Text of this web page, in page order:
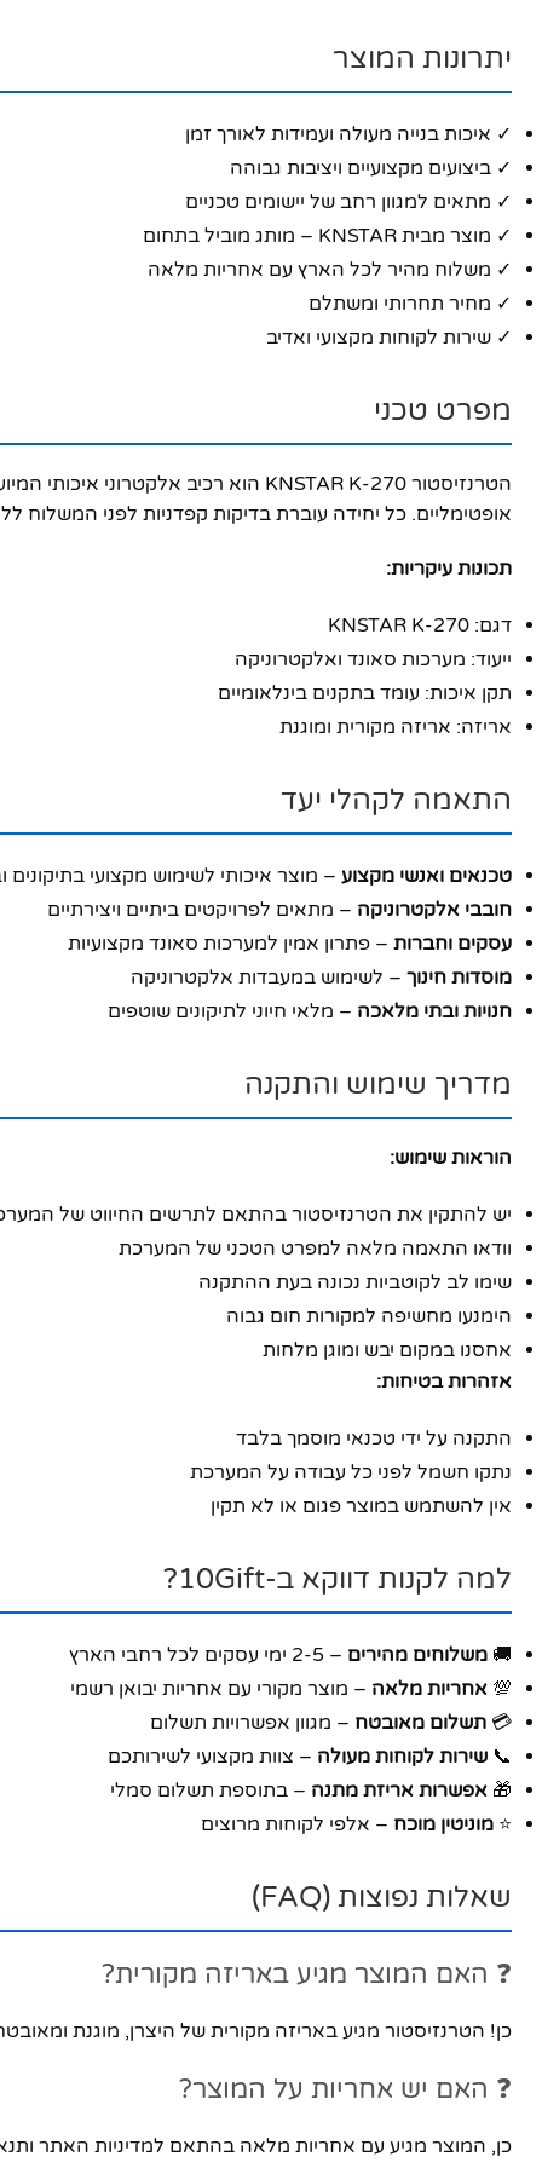
יתרונות המוצר
✓ איכות בנייה מעולה ועמידות לאורך זמן
✓ ביצועים מקצועיים ויציבות גבוהה
✓ מתאים למגוון רחב של יישומים טכניים
✓ מוצר מבית KNSTAR – מותג מוביל בתחום
✓ משלוח מהיר לכל הארץ עם אחריות מלאה
✓ מחיר תחרותי ומשתלם
✓ שירות לקוחות מקצועי ואדיב
מפרט טכני
אופטימליים. כל יחידה עוברת בדיקות קפדניות לפני המשלוח
תכונות עיקריות:
דגם: KNSTAR K-270
ייעוד: מערכות סאונד ואלקטרוניקה
תקן איכות: עומד בתקנים בינלאומיים
אריזה: אריזה מקורית ומוגנת
התאמה לקהלי יעד
טכנאים ואנשי מקצוע – מוצר איכותי לשימוש מקצועי בתיקונים
חובבי אלקטרוניקה – מתאים לפרויקטים ביתיים ויצירתיים
עסקים וחברות – פתרון אמין למערכות סאונד מקצועיות
מוסדות חינוך – לשימוש במעבדות אלקטרוניקה
חנויות ובתי מלאכה – מלאי חיוני לתיקונים שוטפים
מדריך שימוש והתקנה
הוראות שימוש:
יש להתקין את הטרנזיסטור בהתאם לתרשים החיווט של
וודאו התאמה מלאה למפרט הטכני של המערכת
שימו לב לקוטביות נכונה בעת ההתקנה
הימנעו מחשיפה למקורות חום גבוה
אחסנו במקום יבש ומוגן מלחות
אזהרות בטיחות:
התקנה על ידי טכנאי מוסמך בלבד
נתקו חשמל לפני כל עבודה על המערכת
אין להשתמש במוצר פגום או לא תקין
למה לקנות דווקא ב-10Gift?
🚚 משלוחים מהירים – 2-5 ימי עסקים לכל רחבי הארץ
💯 אחריות מלאה – מוצר מקורי עם אחריות יבואן רשמי
💳 תשלום מאובטח – מגוון אפשרויות תשלום
📞 שירות לקוחות מעולה – צוות מקצועי לשירותכם
🎁 אפשרות אריזת מתנה – בתוספת תשלום סמלי
⭐ מוניטין מוכח – אלפי לקוחות מרוצים
שאלות נפוצות (FAQ)
❓ האם המוצר מגיע באריזה מקורית?
כן! הטרנזיסטור מגיע באריזה מקורית של היצרן, מוגנת
❓ האם יש אחריות על המוצר?
כן, המוצר מגיע עם אחריות מלאה בהתאם למדיניות האתר
פייסבוק